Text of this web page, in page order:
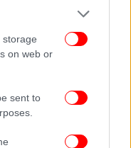
storage
on web or
sent to
News
και μάθετε
Ελλάδα και τον Κόσμο,